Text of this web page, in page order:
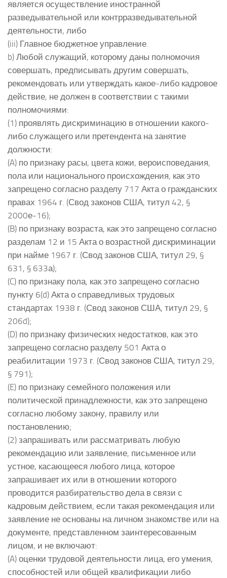
является осуществление иностранной
разведывательной или контрразведывательной
деятельности, либо
(iii) Главное бюджетное управление.
b) Любой служащий, которому даны полномочия
совершать, предписывать другим совершать,
рекомендовать или утверждать какое-либо кадровое
действие, не должен в соответствии с такими
полномочиями:
(1) проявлять дискриминацию в отношении какого-
либо служащего или претендента на занятие
должности:
(A) по признаку расы, цвета кожи, вероисповедания,
пола или национального происхождения, как это
запрещено согласно разделу 717 Акта о гражданских
правах 1964 г. (Свод законов США, титул 42, §
2000е-16);
(B) по признаку возраста, как это запрещено согласно
разделам 12 и 15 Акта о возрастной дискриминации
при найме 1967 г. (Свод законов США, титул 29, §
631, § 633а);
(C) по признаку пола, как это запрещено согласно
пункту 6(d) Акта о справедливых трудовых
стандартах 1938 г. (Свод законов США, титул 29, §
206d);
(D) по признаку физических недостатков, как это
запрещено согласно разделу 501 Акта о
реабилитации 1973 г. (Свод законов США, титул 29,
§ 791);
(E) по признаку семейного положения или
политической принадлежности, как это запрещено
согласно любому закону, правилу или
постановлению;
(2) запрашивать или рассматривать любую
рекомендацию или заявление, письменное или
устное, касающееся любого лица, которое
запрашивает их или в отношении которого
проводится разбирательство дела в связи с
кадровым действием, если такая рекомендация или
заявление не основаны на личном знакомстве или на
документе, представленном заинтересованным
лицом, и не включают:
(A) оценки трудовой деятельности лица, его умения,
способностей или общей квалификации либо